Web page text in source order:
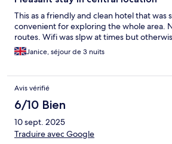
This as a friendly and clean hotel that was
convenient for exploring the whole area.
routes. Wifi was slpw at times but
Janice, séjour de 3 nuits
Avis vérifié
6/10 Bien
10 sept. 2025
Traduire avec Google